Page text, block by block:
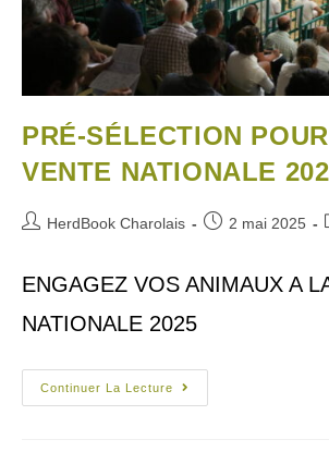
PRÉ-SÉLECTION
VENTE NATIONALE
HerdBook Charolais 2 mai 2025
ENGAGEZ VOS ANIMAUX A
NATIONALE 2025
Continuer La Lecture